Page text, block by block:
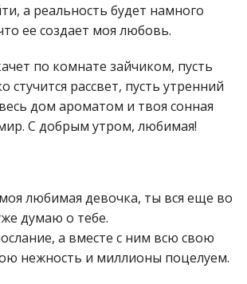
а реальность будет намного
ее создает моя любовь.
по комнате зайчиком, пусть
стучится рассвет, пусть утренний
дом ароматом и твоя сонная
С добрым утром, любимая!
любимая девочка, ты вся еще во
думаю о тебе.
а вместе с ним всю свою
нежность и миллионы поцелуем.